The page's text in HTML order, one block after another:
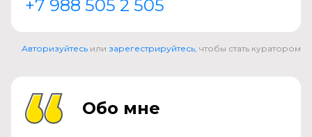
+7 988 505 2 505
Авторизуйтесь или зарегестрируйтесь , чтобы стать куратором
Обо мне